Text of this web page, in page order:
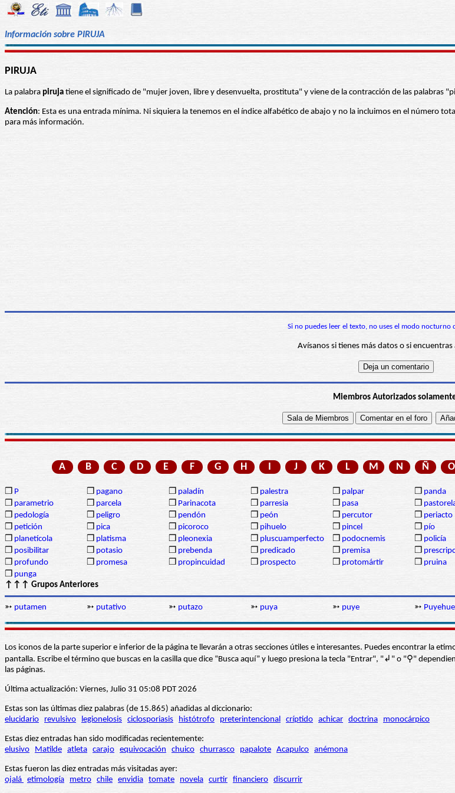
Información sobre PIRUJA
PIRUJA
La palabra piruja tiene el significado de "mujer joven, libre y desenvuelta, prostituta" y viene de la contracción de las palabras
Atención: Esta es una entrada mínima. Ni siquiera la tenemos en el índice alfabético de abajo y no la incluimos en el número
para más información.
Si no puedes leer el texto, no uses el modo nocturno
Avísanos si tienes más datos o si encuentras
Miembros Autorizados
A B C D E F G H I J K L M N Ñ O
❒ P ❒ pagano ❒ paladín ❒ palestra ❒ palpar ❒ panda
❒ parametrio ❒ parcela ❒ Parinacota ❒ parresia ❒ pasa ❒
❒ pedología ❒ peligro ❒ pendón ❒ peón ❒ percutor ❒ periacto
❒ petición ❒ pica ❒ picoroco ❒ pihuelo ❒ pincel ❒ pío
❒ planetícola ❒ platisma ❒ pleonexia ❒ pluscuamperfecto ❒ podocnemis ❒ policía
❒ posibilitar ❒ potasio ❒ prebenda ❒ predicado ❒ premisa ❒
❒ profundo ❒ promesa ❒ propincuidad ❒ prospecto ❒ protomártir ❒ pruina
❒ punga
↑↑↑ Grupos Anteriores
➳ putamen ➳ putativo ➳ putazo ➳ puya ➳ puye ➳ Puyehue
Los iconos de la parte superior e inferior de la página te llevarán a otras secciones útiles e interesantes. Puedes encontrar la
pantalla. Escribe el término que buscas en la casilla que dice “Busca aquí” y luego presiona la tecla "Entrar", "↲" o "⚲"
las páginas.
Última actualización: Viernes, Julio 31 05:08 PDT 2026
Estas son las últimas diez palabras (de 15.865) añadidas al diccionario:
elucidario
revulsivo legionelosis ciclosporiasis histótrofo preterintencional críptido achicar doctrina monocárpico
Estas diez entradas han sido modificadas recientemente:
elusivo
Matilde atleta carajo equivocación chuico churrasco papalote Acapulco anémona
Estas fueron las diez entradas más visitadas ayer:
ojalá etimología metro chile envidia tomate novela curtir financiero discurrir